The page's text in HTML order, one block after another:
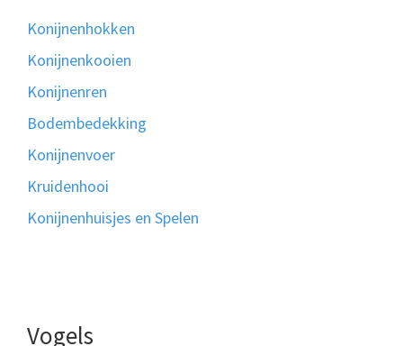
Konijnenhokken
Konijnenkooien
Konijnenren
Bodembedekking
Konijnenvoer
Kruidenhooi
Konijnenhuisjes en Spelen
Vogels